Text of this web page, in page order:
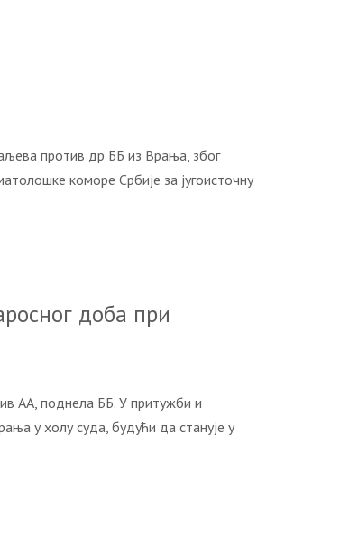
против др ББ из Врања, због
коморе Србије за југоисточну
доба при
поднела ББ. У притужби и
у холу суда, будући да станује у